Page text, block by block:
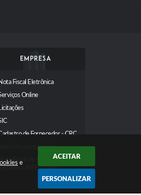
e
ACEITAR
PERSONALIZAR
EMPRESA
Fiscal Eletrônica
Online
de Fornecedor - CRC
Banco do povo paulista
Fiscal de Serviços
(NFS-e) para o
Emissor Nacional